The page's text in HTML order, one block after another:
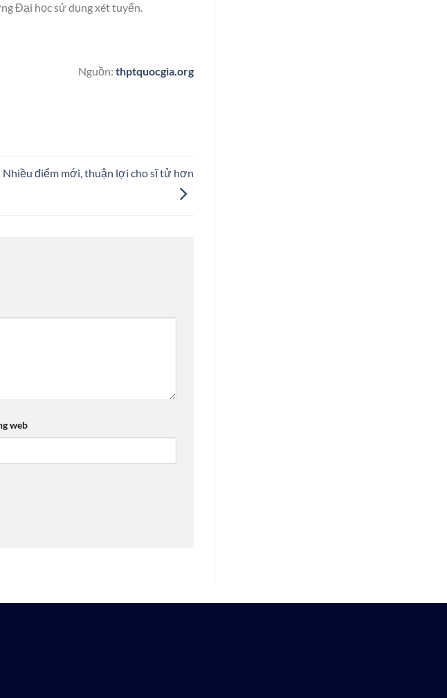
Đại học sử dụng xét tuyển.
Nguồn: thptquocgia.org
điểm mới, thuận lợi cho sĩ tử hơn
web